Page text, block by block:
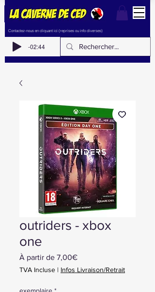
Contactez-nous en cliquant ici (reprises ou info diverses)
-02:44
outriders - xbox
one
À partir de 7,00€Prix
TVA Incluse | Infos Livraison/Retrait